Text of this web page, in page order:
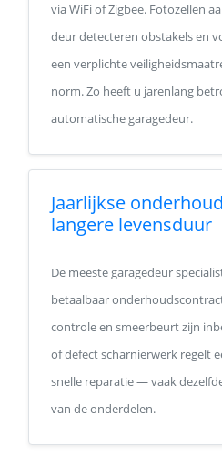
via WiFi of Zigbee. Fotozellen
deur detecteren obstakels en
een verplichte
norm. Zo heeft u jarenlang
automatische garagedeur.
Jaarlijkse
langere levensduur
De meeste garagedeur
betaalbaar
controle en smeerbeurt zijn
of defect scharnierwerk regelt
snelle reparatie — vaak
van de onderdelen.